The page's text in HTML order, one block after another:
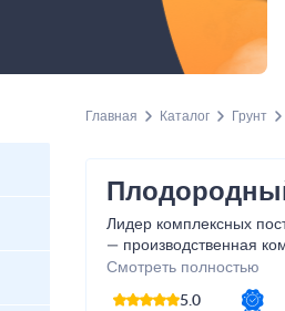
Главная Каталог Грунт
Лидер комплексных
— производственная
предлагает решения
Смотреть полностью
5.0